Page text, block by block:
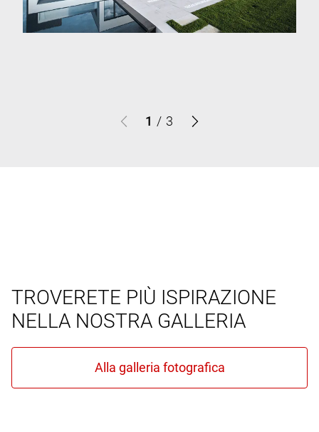
1 / 3
TROVERETE PIÙ ISPIRAZIONE
NELLA NOSTRA GALLERIA